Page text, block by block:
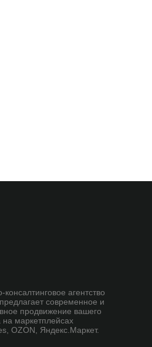
консалтинговое агентство
современное и
продвижение вашего
на маркетплейсах
OZON, Яндекс.Маркет.